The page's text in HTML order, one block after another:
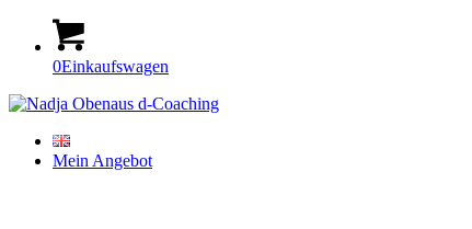
0Einkaufswagen
Mein Angebot